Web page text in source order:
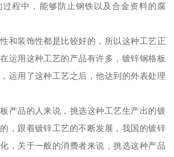
程中，能够防止钢铁以及合金资料的腐
和装饰性都是比较好的，所以这种工艺正
运用这种工艺的产品有许多，镀锌钢格板
运用了这种工艺之后，他达到的外表处理
产品的人来说，挑选这种工艺生产出的镀
，跟着镀锌工艺的不断发展，我国的镀锌
，关于一般的消费者来说，挑选这种产品